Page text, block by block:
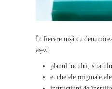
În fiecare nișă cu
așez:
planul locului,
etichetele originale